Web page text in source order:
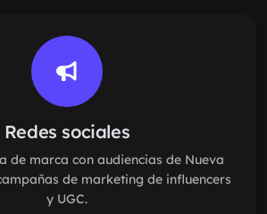
Redes sociales
de marca con audiencias de Nueva
de marketing de influencers
y UGC.